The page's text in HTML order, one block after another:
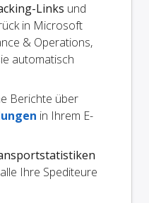
Links und
in Microsoft
& Operations,
automatisch
Berichte über
in Ihrem E-
Ihre Spediteure